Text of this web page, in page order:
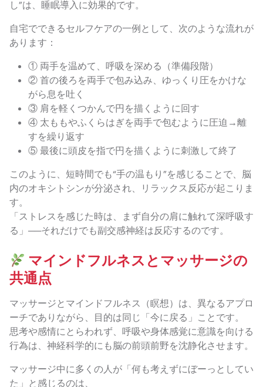
し”は、睡眠導入に効果的です。
自宅でできるセルフケアの一例として、次のような流れが
あります：
① 両手を温めて、呼吸を深める（準備段階）
② 首の後ろを両手で包み込み、ゆっくり圧をかけな
がら息を吐く
③ 肩を軽くつかんで円を描くように回す
④ 太ももやふくらはぎを両手で包むように圧迫→離
すを繰り返す
⑤ 最後に頭皮を指で円を描くように刺激して終了
このように、短時間でも“手の温もり”を感じることで、脳
内のオキシトシンが分泌され、リラックス反応が起こりま
す。
「ストレスを感じた時は、まず自分の肩に触れて深呼吸す
る」──それだけでも副交感神経は反応するのです。
マインドフルネスとマッサージの
共通点
マッサージとマインドフルネス（瞑想）は、異なるアプロ
ーチでありながら、目的は同じ「今に戻る」ことです。
思考や感情にとらわれず、呼吸や身体感覚に意識を向ける
行為は、神経科学的にも脳の前頭前野を沈静化させます。
マッサージ中に多くの人が「何も考えずにぼーっとしてい
た」と感じるのは、